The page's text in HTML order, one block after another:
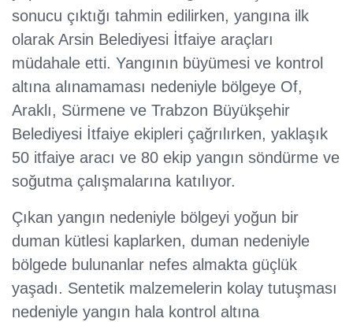
sonucu çıktığı tahmin edilirken, yangına ilk
olarak Arsin Belediyesi İtfaiye araçları
müdahale etti. Yangının büyümesi ve kontrol
altına alınamaması nedeniyle bölgeye Of,
Araklı, Sürmene ve Trabzon Büyükşehir
Belediyesi İtfaiye ekipleri çağrılırken, yaklaşık
50 itfaiye aracı ve 80 ekip yangın söndürme ve
soğutma çalışmalarına katılıyor.
Çıkan yangın nedeniyle bölgeyi yoğun bir
duman kütlesi kaplarken, duman nedeniyle
bölgede bulunanlar nefes almakta güçlük
yaşadı. Sentetik malzemelerin kolay tutuşması
nedeniyle yangın hala kontrol altına